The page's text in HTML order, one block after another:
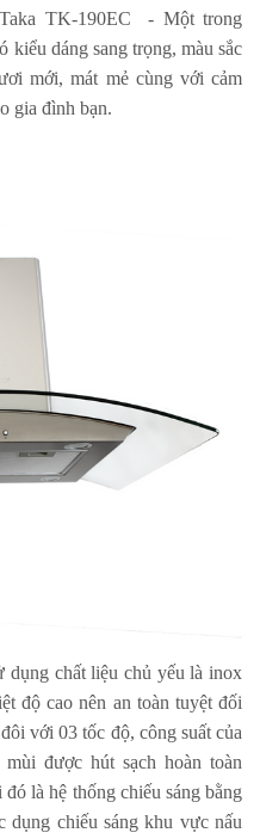
TK-190EC - Một trong
dáng sang trọng, màu sắc
mới, mát mẻ cùng với cảm
gia đình bạn.
dụng chất liệu chủ yếu là inox
độ cao nên an toàn tuyệt đối
với 03 tốc độ, công suất của
được hút sạch hoàn toàn
là hệ thống chiếu sáng bằng
dụng chiếu sáng khu vực nấu